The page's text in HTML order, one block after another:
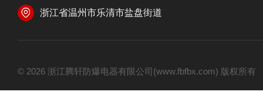
浙江省温州市乐清市盐盘街道
© 2026 浙江腾轩防爆电器有限公司(www.fbfbx.com) 版权所